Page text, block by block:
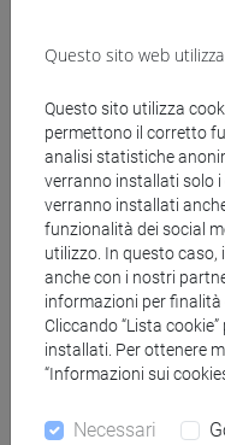
Materiali didattici
Materiali su
Corsi di studio
[FT3]
scienze
[FT5] STORIA -
Questo sito web
Questo sito utilizza
permettono il corretto
analisi statistiche
verranno installati solo i
verranno installati
funzionalità dei social
utilizzo. In questo
anche con i nostri
informazioni per finalità
Cliccando “Lista
installati. Per ottenere
“Informazioni sui
Necessari